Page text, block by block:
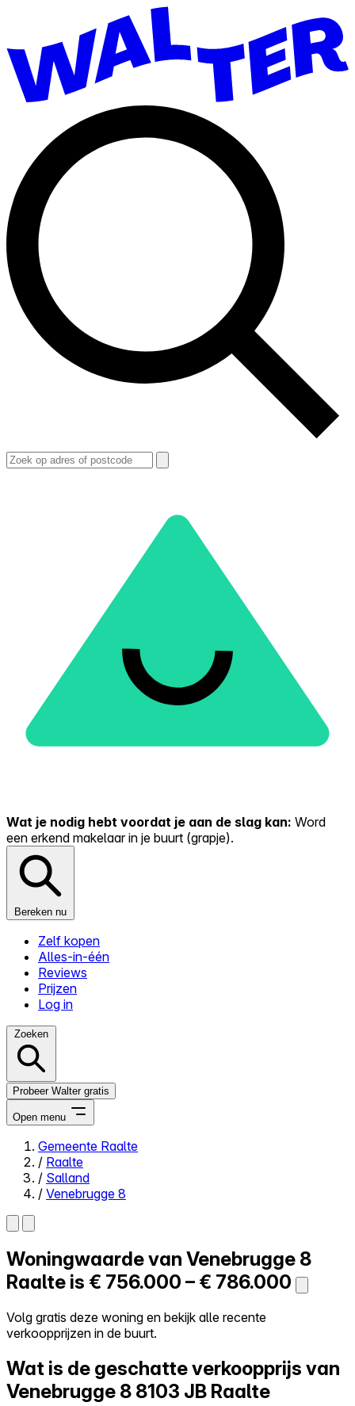
Wat je nodig hebt voordat je aan de slag kan: Word
een erkend makelaar in je buurt (grapje).
Bereken nu
Zelf kopen
Alles-in-één
Reviews
Prijzen
Log in
Zoeken
Probeer Walter gratis
Open menu
Close menu
Zelf kopen
Alles-in-één
Reviews
Log in
Gemeente Raalte
/ Raalte
/ Salland
/ Venebrugge 8
Woningwaarde van Venebrugge 8
Raalte is € 756.000 – € 786.000
Volg gratis deze woning en bekijk alle recente
verkoopprijzen in de buurt.
Wat is de geschatte verkoopprijs van
Venebrugge 8 8103 JB Raalte